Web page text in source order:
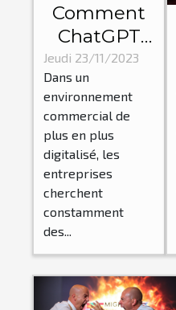
Comment
ChatGPT
aide les
entreprises
à
économiser
du temps
et de
l'argent
Jeudi 23/11/2023
Dans un
environnement
commercial de
plus en plus
digitalisé, les
entreprises
cherchent
constamment
des...